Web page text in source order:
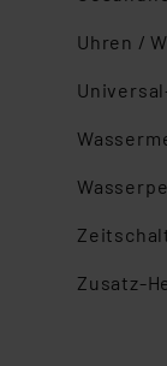
Uhren /
Zusatz-